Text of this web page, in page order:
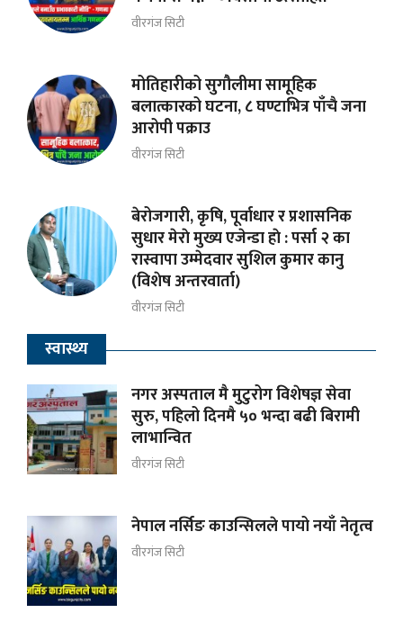
वीरगंज सिटी
मोतिहारीको सुगौलीमा सामूहिक
बलात्कारको घटना, ८ घण्टाभित्र पाँचै जना
आरोपी पक्राउ
वीरगंज सिटी
बेरोजगारी, कृषि, पूर्वाधार र प्रशासनिक
सुधार मेराे मुख्य एजेन्डा हाे : पर्सा २ का
रास्वापा उम्मेदवार सुशिल कुमार कानु
(विशेष अन्तरवार्ता)
वीरगंज सिटी
स्वास्थ्य
नगर अस्पताल मै मुटुरोग विशेषज्ञ सेवा
सुरु, पहिलो दिनमै ५० भन्दा बढी बिरामी
लाभान्वित
वीरगंज सिटी
नेपाल नर्सिङ काउन्सिलले पायो नयाँ नेतृत्व
वीरगंज सिटी